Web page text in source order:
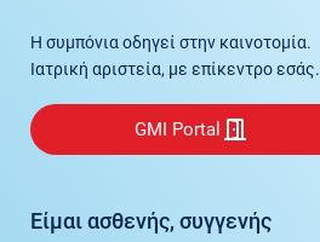
Η συμπόνια οδηγεί στην καινοτομία.
Ιατρική αριστεία, με επίκεντρο εσάς.
GMI Portal
Είμαι ασθενής, συγγενής